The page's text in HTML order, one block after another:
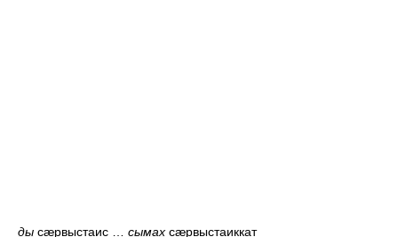
ды сæрвыстаис сымах сæрвыстаиккат